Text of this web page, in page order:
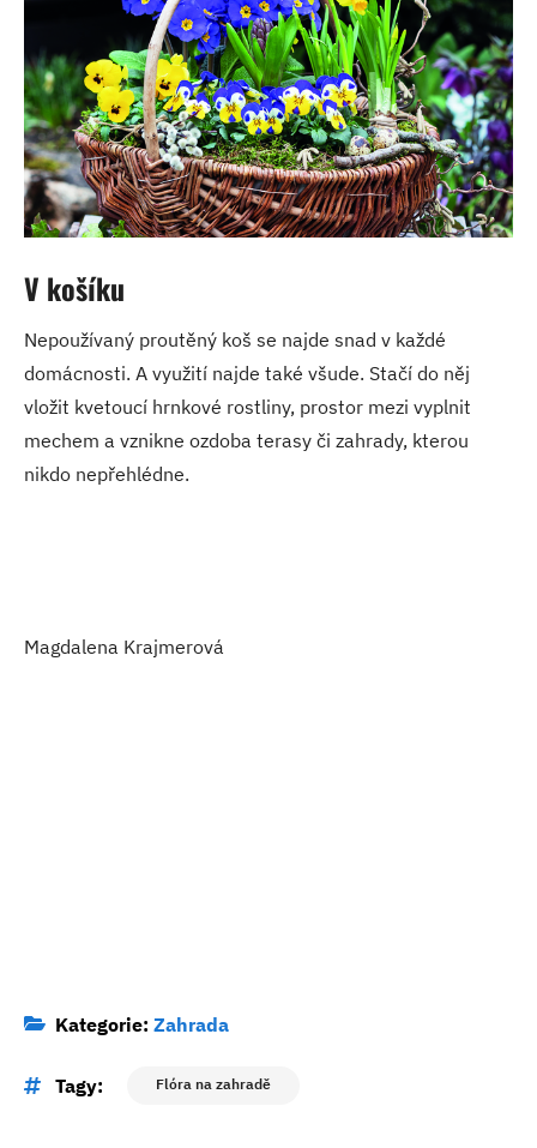
V košíku
Nepoužívaný proutěný koš se najde snad v každé
domácnosti. A využití najde také všude. Stačí do něj
vložit kvetoucí hrnkové rostliny, prostor mezi vyplnit
mechem a vznikne ozdoba terasy či zahrady, kterou
nikdo nepřehlédne.
Magdalena Krajmerová
Kategorie: Zahrada
Tagy: Flóra na zahradě